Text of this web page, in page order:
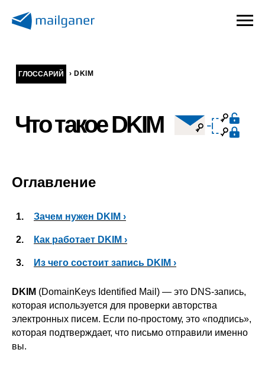
› DKIM
ГЛОССАРИЙ
Что такое DKIM
Оглавление
1. Зачем нужен DKIM ›
2. Как работает DKIM ›
3. Из чего состоит запись DKIM ›
DKIM (DomainKeys Identified Mail) — это DNS-запись,
которая используется для проверки авторства
электронных писем. Если по-простому, это «подпись»,
которая подтверждает, что письмо отправили именно
вы.